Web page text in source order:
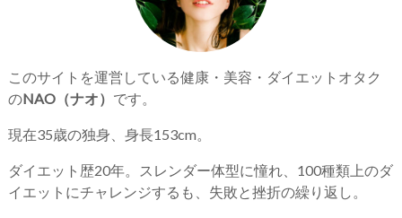
このサイトを運営している健康・美容・ダイエットオタク
のNAO（ナオ） です。
現在35歳の独身、身長153cm。
ダイエット歴20年。スレンダー体型に憧れ、100種類上のダ
イエットにチャレンジするも、失敗と挫折の繰り返し。